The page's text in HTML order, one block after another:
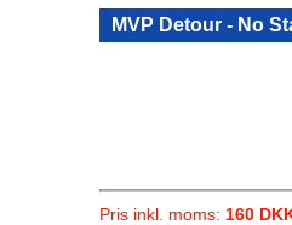
MVP Detour - No
Pris inkl. moms: 160